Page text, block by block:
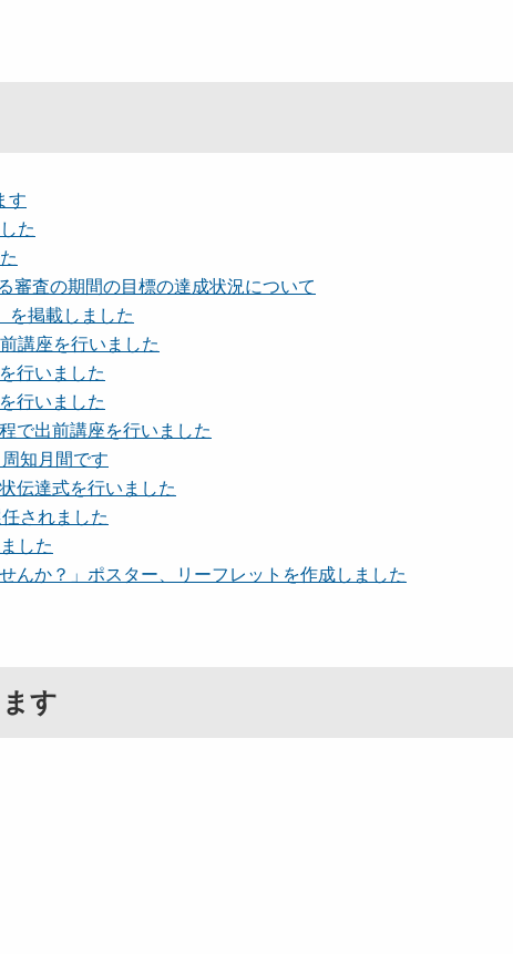
す
た
査の期間の目標の達成状況について
掲載しました
講座を行いました
行いました
行いました
で出前講座を行いました
知月間です
伝達式を行いました
されました
した
か？」ポスター、リーフレットを作成しました
す